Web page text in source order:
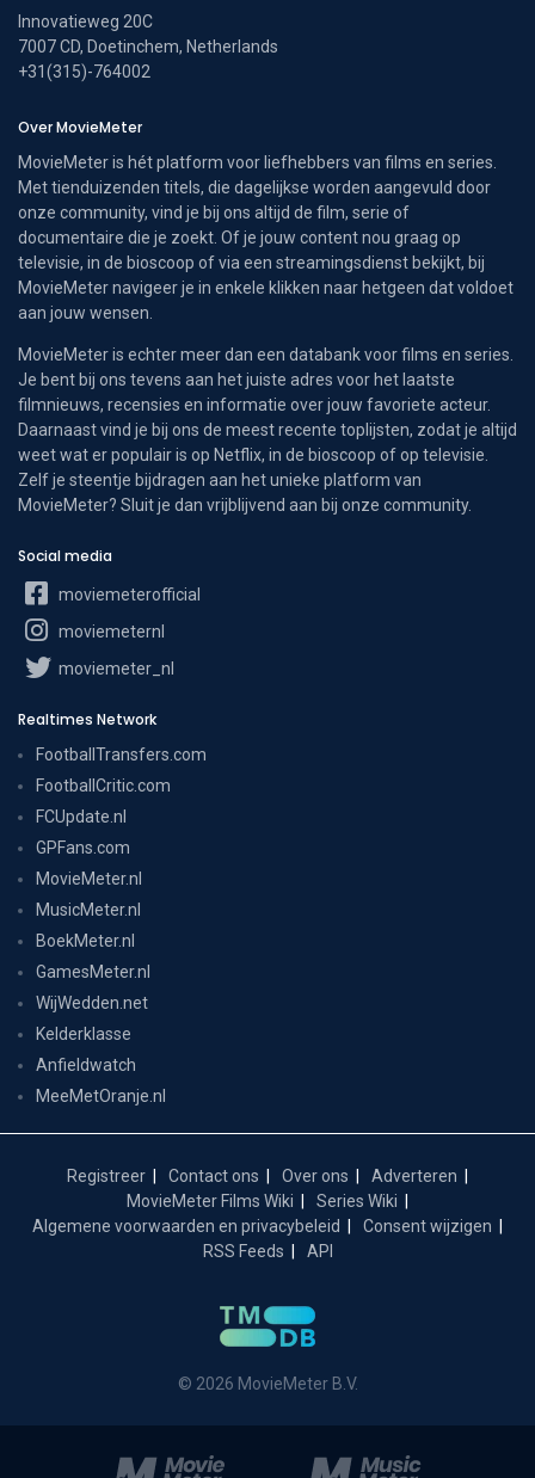
Innovatieweg 20C
7007 CD, Doetinchem, Netherlands
+31(315)-764002
Over MovieMeter
MovieMeter is hét platform voor liefhebbers van films en series.
Met tienduizenden titels, die dagelijkse worden aangevuld door
onze community, vind je bij ons altijd de film, serie of
documentaire die je zoekt. Of je jouw content nou graag op
televisie, in de bioscoop of via een streamingsdienst bekijkt, bij
MovieMeter navigeer je in enkele klikken naar hetgeen dat voldoet
aan jouw wensen.
MovieMeter is echter meer dan een databank voor films en series.
Je bent bij ons tevens aan het juiste adres voor het laatste
filmnieuws, recensies en informatie over jouw favoriete acteur.
Daarnaast vind je bij ons de meest recente toplijsten, zodat je altijd
weet wat er populair is op Netflix, in de bioscoop of op televisie.
Zelf je steentje bijdragen aan het unieke platform van
MovieMeter? Sluit je dan vrijblijvend aan bij onze community.
Social media
moviemeterofficial
moviemeternl
moviemeter_nl
Realtimes Network
FootballTransfers.com
FootballCritic.com
FCUpdate.nl
GPFans.com
MovieMeter.nl
MusicMeter.nl
BoekMeter.nl
GamesMeter.nl
WijWedden.net
Kelderklasse
Anfieldwatch
MeeMetOranje.nl
Registreer Contact ons Over ons
Adverteren
MovieMeter Films Wiki
Series Wiki
Algemene voorwaarden en privacybeleid
Consent wijzigen
RSS Feeds
API
© 2026 MovieMeter B.V.